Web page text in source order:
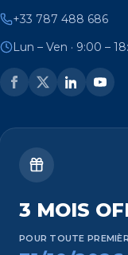
+33 787 488 686
Lun – Ven · 9:00 –
3 MOIS
POUR TOUTE